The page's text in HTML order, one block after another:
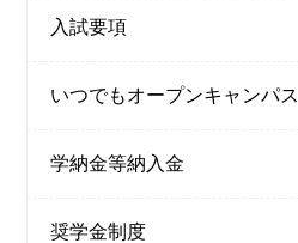
入試要項
いつでもオープンキャンパス
学納金等納入金
奨学金制度